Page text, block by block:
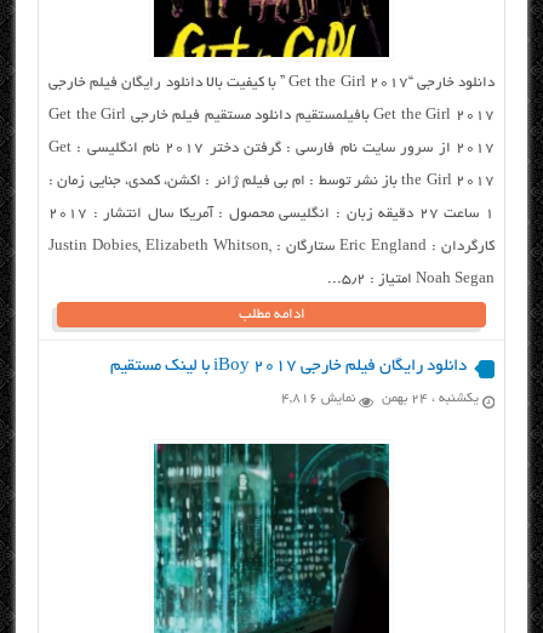
دانلود خارجی “Get the Girl 2017 ” با کیفیت بالا دانلود رایگان فیلم خارجی
Get the Girl 2017 بافیلمستقیم دانلود مستقیم فیلم خارجی Get the Girl
2017 از سرور سایت نام فارسی : گرفتن دختر ۲۰۱۷ نام انگلیسی : Get
the Girl 2017 باز نشر توسط : ام بی فیلم ژانر : اکشن، کمدی، جنایی زمان :
۱ ساعت ۲۷ دقیقه زبان : انگلیسی محصول : آمریکا سال انتشار : ۲۰۱۷
کارگردان : Eric England ستارگان : Justin Dobies, Elizabeth Whitson,
Noah Segan امتیاز : ۵٫۲...
ادامه مطلب
دانلود رایگان فیلم خارجی iBoy 2017 با لینک مستقیم
یکشنبه ، ۲۴ بهمن نمایش 4,816